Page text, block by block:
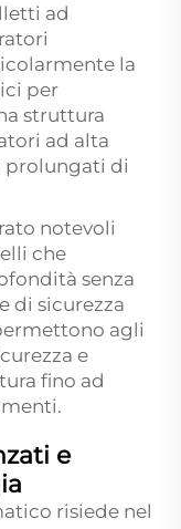
ad
la
per
struttura
ad alta
prolungati di
notevoli
che
senza
di sicurezza
agli
e
fino ad
e
risiede nel